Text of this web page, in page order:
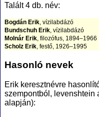
Talált 4 db. név:
Bogdán Erik , vízilabdázó
Bundschuh Erik , vízilabdázó
Molnár Erik , filozófus, 1894–1966
Scholz Erik , festő, 1926–1995
Hasonló nevek
Erik keresztnévre
szempontból, levenshtein
alapján):